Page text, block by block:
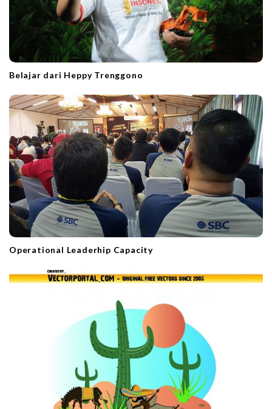
Belajar dari Heppy Trenggono
Operational Leaderhip Capacity